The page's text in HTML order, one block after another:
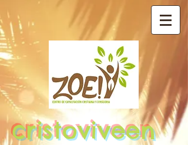
cristoviveen